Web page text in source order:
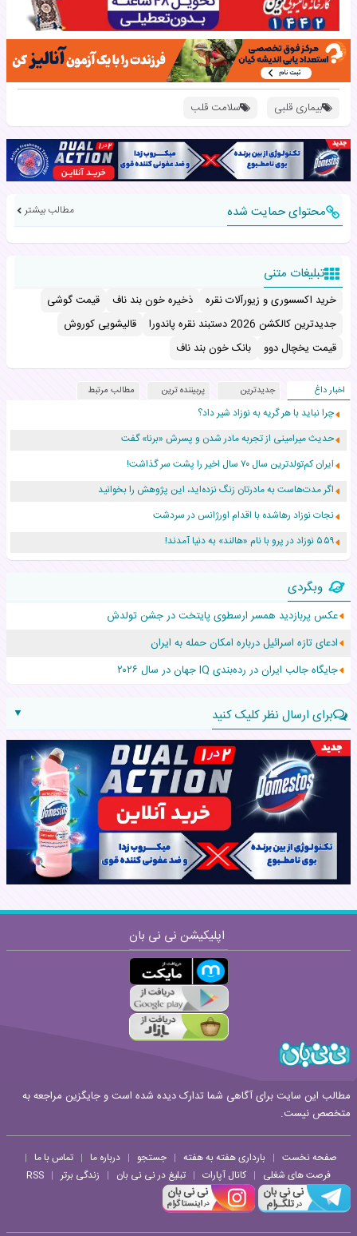
بیماری قلبی سلامت قلب
محتوای حمایت شده مطالب بیشتر
تبلیغات متنی
خرید اکسسوری و زیورآلات نقره ذخیره خون بند ناف
قیمت گوشی
جدیدترین کالکشن 2026 دستبند نقره پاندورا
قالیشویی کوروش
قیمت یخچال دوو
بانک خون بند ناف
اخبار داغ جدیدترین پربیننده ترین مطالب مرتبط
چرا نباید با هر گریه به نوزاد شیر داد؟
حدیث میرامینی از تجربه مادر شدن و پسرش «برنا» گفت
ایران کم‌تولدترین سال ۷۰ سال اخیر را پشت سر گذاشت!
اگر مدت‌هاست به مادرتان زنگ نزده‌اید، این پژوهش را بخوانید
نجات نوزاد رهاشده با اقدام اورژانس در سردشت
۵۵۹ نوزاد در پرو با نام «هالند» به دنیا آمدند!
افزایش قد این دختر، چند میلیون دلار برای پدرش خرج داشته
حرکت غیرقانونی یک پرستار، جان دوقلوها را نجات داد!
عجیب‌ترین تولد در ۵/۵/۵ امسال که همه را شوکه کرد!
وبگردی
عکس پربازدید همسر ارسطوی پایتخت در جشن تولدش
ادعای تازه اسرائیل درباره امکان حمله به ایران
جایگاه جالب ایران در رده‌بندی IQ جهان در سال ۲۰۲۶
برای ارسال نظر کلیک کنید
▼
نام:
اپلیکیشن نی نی بان
مطالب این سایت برای آگاهی شما تدارک دیده شده است و جایگزین مراجعه به
متخصص نیست.
صفحه نخست | بارداری هفته به هفته | جستجو | درباره ما | تماس با ما |
فرصت های شغلی | کانال آپارات | تبلیغ در نی نی بان | زندگی برتر |
RSS